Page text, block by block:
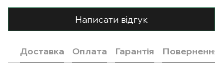
Написати відгук
Доставка Оплата Гарантія Повернення